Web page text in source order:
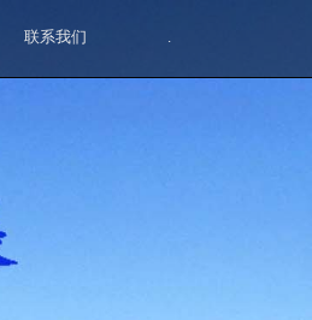
联系我们 .